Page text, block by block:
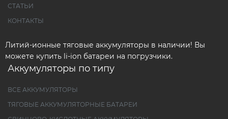
СТАТЬИ
КОНТАКТЫ
Литий-ионные тяговые аккумуляторы в наличии! Вы
можете купить li-ion батареи на погрузчики.
Аккумуляторы по типу
ВСЕ АККУМУЛЯТОРЫ
ТЯГОВЫЕ АККУМУЛЯТОРНЫЕ БАТАРЕИ